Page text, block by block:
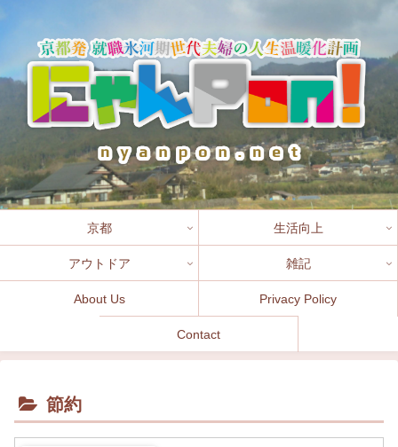
京都 生活向上
アウトドア 雑記
About Us Privacy Policy
Contact
節約